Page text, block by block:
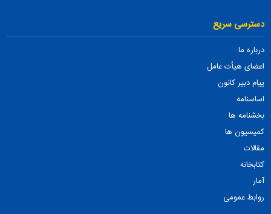
دسترسی سریع
درباره ما
اعضای هیأت عامل
پیام دبیر کانون
اساسنامه
بخشنامه ها
کمیسیون ها
مقالات
کتابخانه
آمار
روابط عمومی